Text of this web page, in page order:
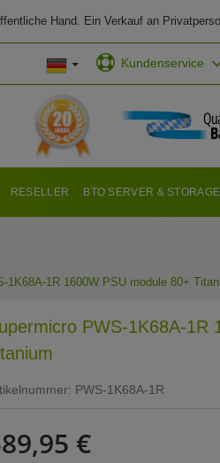
Hand. Ein Verkauf an
EMAIL-ADRESSE
Kundenservice
BTO SERVER & STORAGE
RESELLER
1K68A-1R 1600W PSU module 80+
PWS-1K68A-1R
PWS-1K68A-1R
€